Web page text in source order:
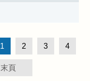
1 2 3 4
末頁